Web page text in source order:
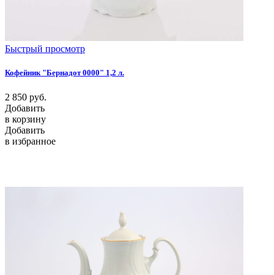
Быстрый просмотр
Кофейник "Бернадот 0000" 1,2 л.
2 850 руб.
Добавить
в корзину
Добавить
в избранное